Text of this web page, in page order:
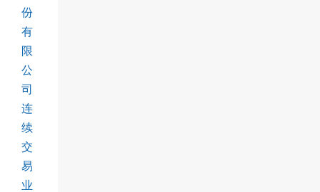
份
有
限
公
司
连
续
交
易
业